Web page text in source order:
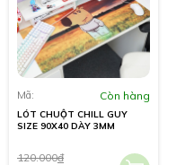
Mã: Còn hàng
LÓT CHUỘT CHILL GUY
SIZE 90X40 DÀY 3MM
120.000đ